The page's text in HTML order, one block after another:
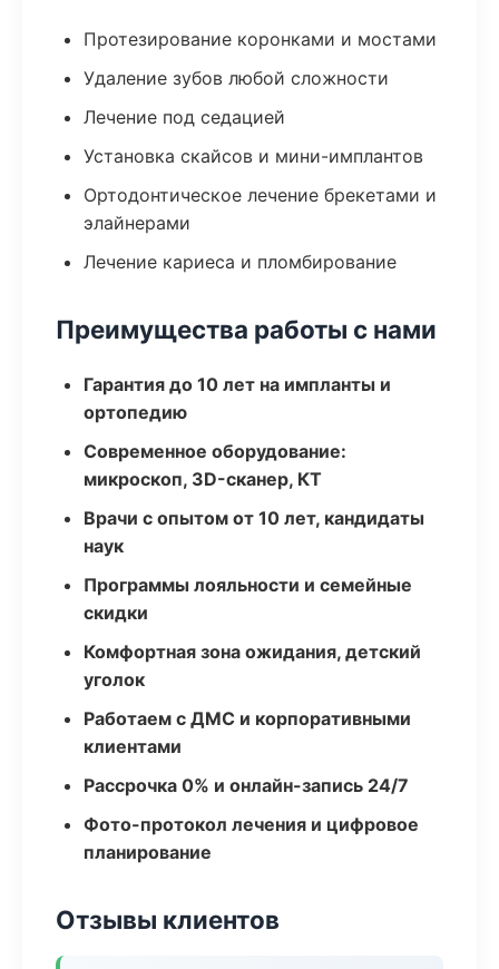
Протезирование коронками и мостами
Удаление зубов любой сложности
Лечение под седацией
Установка скайсов и мини-имплантов
Ортодонтическое лечение брекетами и
элайнерами
Лечение кариеса и пломбирование
Преимущества работы с нами
Гарантия до 10 лет на импланты и
ортопедию
Современное оборудование:
микроскоп, 3D-сканер, КТ
Врачи с опытом от 10 лет, кандидаты
наук
Программы лояльности и семейные
скидки
Комфортная зона ожидания, детский
уголок
Работаем с ДМС и корпоративными
клиентами
Рассрочка 0% и онлайн-запись 24/7
Фото-протокол лечения и цифровое
планирование
Отзывы клиентов